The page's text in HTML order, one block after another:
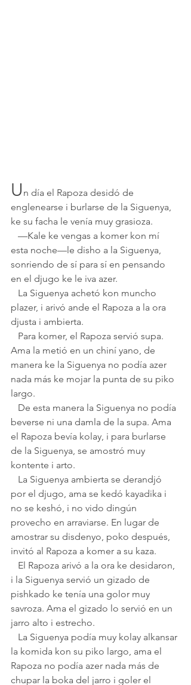
U n día el Rapoza desidó de
englenearse i burlarse de la Siguenya,
ke su facha le venía muy grasioza.
esta noche—le disho a la Siguenya,
sonriendo de sí para sí en pensando
en el djugo ke le iva azer.
plazer, i arivó ande el Rapoza a la ora
djusta i ambierta.
Ama la metió en un chiní yano, de
manera ke la Siguenya no podía azer
nada más ke mojar la punta de su piko
largo.
beverse ni una damla de la supa. Ama
el Rapoza bevía kolay, i para burlarse
de la Siguenya, se amostró muy
kontente i arto.
por el djugo, ama se kedó kayadika i
no se keshó, i no vido dingún
provecho en arraviarse. En lugar de
amostrar su disdenyo, poko después,
invitó al Rapoza a komer a su kaza.
i la Siguenya servió un gizado de
pishkado ke tenía una golor muy
savroza. Ama el gizado lo servió en un
jarro alto i estrecho.
la komida kon su piko largo, ama el
Rapoza no podía azer nada más de
chupar la boka del jarro i goler el